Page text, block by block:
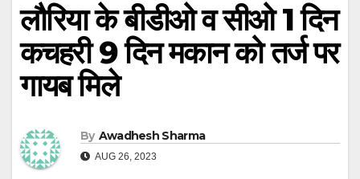
लौरिया के बीडीओ व सीओ 1 दिन
कचहरी 9 दिन मकान को तर्ज पर
गायब मिले
By Awadhesh Sharma
AUG 26, 2023